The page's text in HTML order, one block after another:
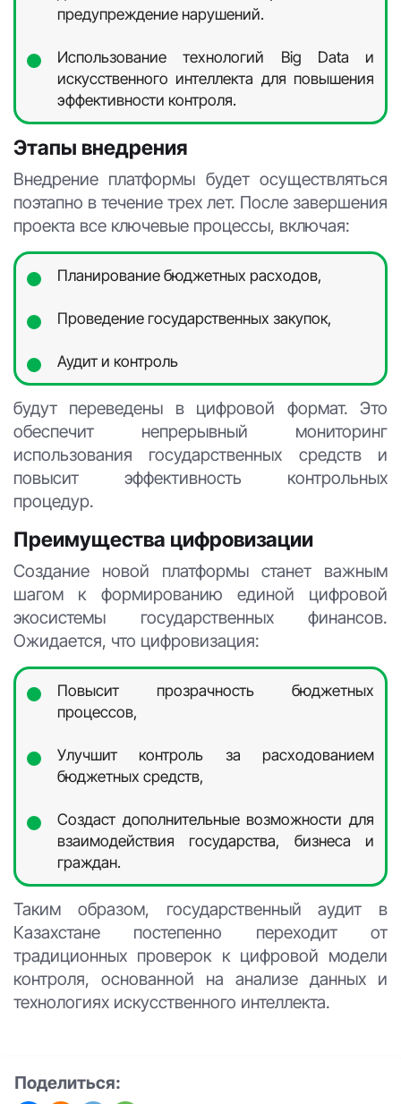
предупреждение нарушений.
Использование технологий Big Data и
искусственного интеллекта для повышения
эффективности контроля.
Этапы внедрения
Внедрение платформы будет осуществляться
поэтапно в течение трех лет. После завершения
проекта все ключевые процессы, включая:
Планирование бюджетных расходов,
Проведение государственных закупок,
Аудит и контроль
будут переведены в цифровой формат. Это
обеспечит непрерывный мониторинг
использования государственных средств и
повысит эффективность контрольных
процедур.
Преимущества цифровизации
Создание новой платформы станет важным
шагом к формированию единой цифровой
экосистемы государственных финансов.
Ожидается, что цифровизация:
Повысит прозрачность бюджетных
процессов,
Улучшит контроль за расходованием
бюджетных средств,
Создаст дополнительные возможности для
взаимодействия государства, бизнеса и
граждан.
Таким образом, государственный аудит в
Казахстане постепенно переходит от
традиционных проверок к цифровой модели
контроля, основанной на анализе данных и
технологиях искусственного интеллекта.
Поделиться: